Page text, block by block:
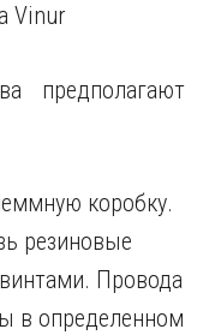
предполагают
коробку.
резиновые
Провода
в определенном